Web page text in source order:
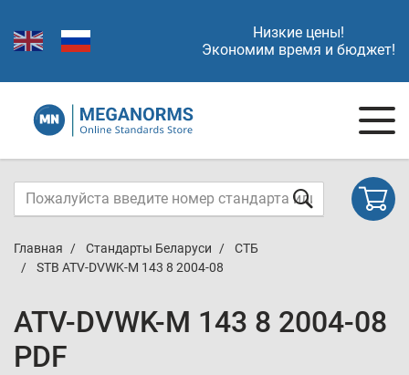
Низкие цены!
Экономим время и бюджет!
Главная Стандарты Беларуси
СТБ
STB ATV-DVWK-M 143 8 2004-08
ATV-DVWK-M 143 8 2004-08
PDF